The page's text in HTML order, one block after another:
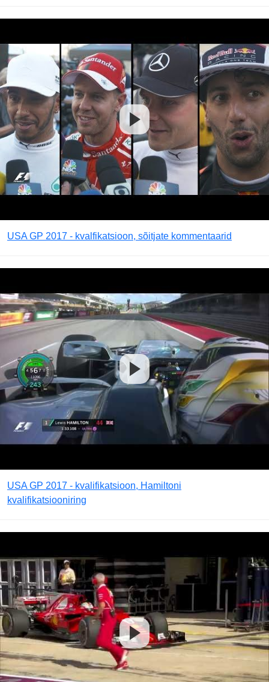
USA GP 2017 - kvalfikatsioon, sõitjate kommentaarid
USA GP 2017 - kvalifikatsioon, Hamiltoni
kvalifikatsiooniring